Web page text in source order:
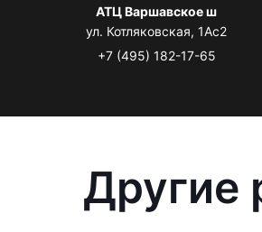
АТЦ Варшавское ш
ул. Котляковская, 1Ас2
+7 (495) 182-17-65
Другие